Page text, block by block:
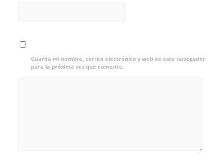
Guarda mi nombre, correo electrónico y web en este navegador
para la próxima vez que comente.